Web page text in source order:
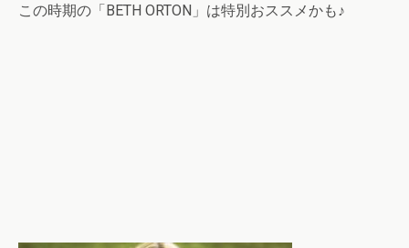
この時期の「BETH ORTON」は特別おススメかも♪